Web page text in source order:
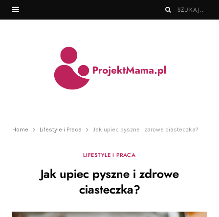
Home Lifestyle i Praca Jak upiec pyszne i zdrowe ciasteczka?
LIFESTYLE I PRACA
Jak upiec pyszne i zdrowe
ciasteczka?